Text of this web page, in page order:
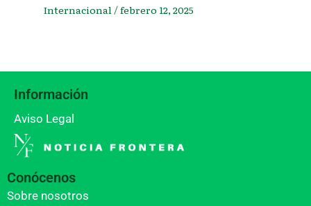
Internacional /febrero 12, 2025
Información
Aviso Legal
Conócenos
Sobre nosotros